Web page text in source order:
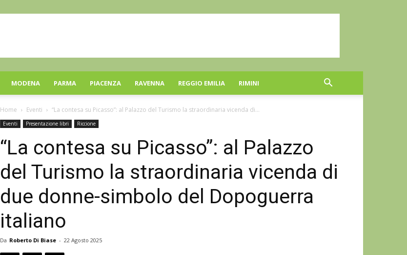
MODENA PARMA PIACENZA RAVENNA REGGIO EMILIA RIMINI
Home Eventi “La contesa su Picasso”: al Palazzo del Turismo la straordinaria vicenda di...
Eventi Presentazione libri Riccione
“La contesa su Picasso”: al Palazzo
del Turismo la straordinaria vicenda di
due donne-simbolo del Dopoguerra
italiano
Da Roberto Di Biase - 22 Agosto 2025